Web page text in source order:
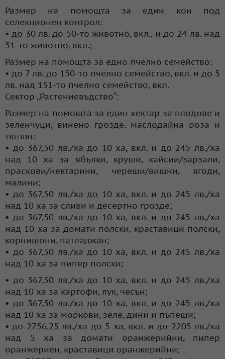
Размер на помощта за един кон под
селекционен контрол:
• до 30 лв. до 50-то животно, вкл., и до 24 лв. над
51-то животно, вкл.;
Размер на помощта за едно пчелно семейство:
• до 7 лв. до 150-то пчелно семейство, вкл. и до 5
лв. над 151-то пчелно семейство, вкл.
Сектор „Растениевъдство“:
Размер на помощта за един хектар за плодове и
зеленчуци, винено грозде, маслодайна роза и
тютюн:
• до 367,50 лв./ха до 10 ха, вкл. и до 245 лв./ха
над 10 ха за ябълки, круши, кайсии/зарзали,
праскови/нектарини, череши/вишни, ягоди,
малини;
• до 367,50 лв./ха до 10 ха, вкл. и до 245 лв./ха
над 10 ха за сливи и десертно грозде;
• до 367,50 лв./ха до 10 ха, вкл. и до 245 лв./ха
над 10 ха за домати полски, краставици полски,
корнишони, патладжан;
• до 367,50 лв./ха до 10 ха, вкл. и до 245 лв./ха
над 10 ха за пипер полски;
• до 367,50 лв./ха до 10 ха, вкл. и до 245 лв./ха
над 10 ха за картофи, лук, чесън;
• до 367,50 лв./ха до 10 ха, вкл. и до 245 лв./ха
над 10 ха за моркови, зеле, дини и пъпеши;
• до 2756,25 лв./ха до 5 ха, вкл. и до 2205 лв./ха
над 5 ха за домати оранжерийни, пипер
оранжериен, краставици оранжерийни;